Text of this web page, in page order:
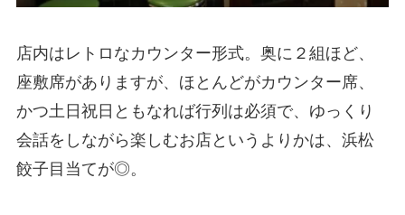
店内はレトロなカウンター形式。奥に２組ほど、
座敷席がありますが、ほとんどがカウンター席、
かつ土日祝日ともなれば行列は必須で、ゆっくり
会話をしながら楽しむお店というよりかは、浜松
餃子目当てが◎。